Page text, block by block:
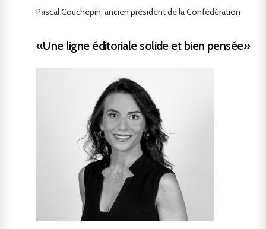
Pascal Couchepin, ancien président de la Confédération
«Une ligne éditoriale solide et bien pensée»